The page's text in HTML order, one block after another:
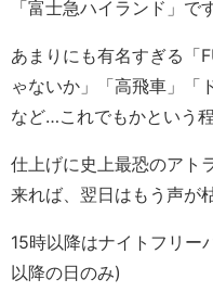
「富士急ハイランド」で
あまりにも有名すぎる「
ゃないか」「高飛車」「
など…これでもかという
仕上げに史上最恐のアト
来れば、翌日はもう声が
15時以降はナイトフリー
以降の日のみ)